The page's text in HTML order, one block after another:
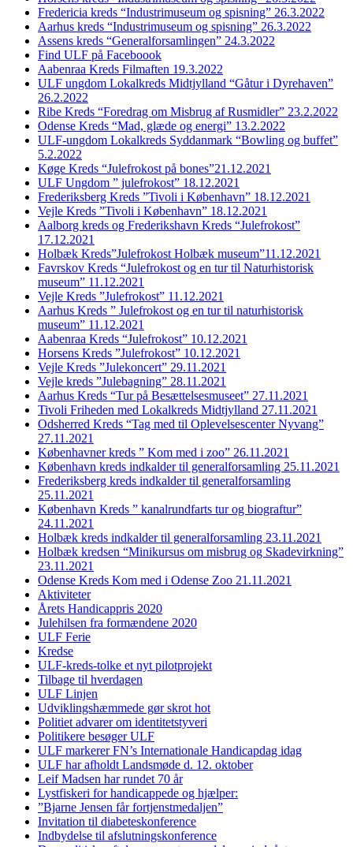
Fredericia kreds “Industrimuseum og spisning” 26.3.2022
Aarhus kreds “Industrimuseum og spisning” 26.3.2022
Assens kreds “Generalforsamlingen” 24.3.2022
Find ULF på Faceboook
Aabenraa Kreds Filmaften 19.3.2022
ULF ungdom Lokalkreds Midtjylland “Gåtur i Dyrehaven”
26.2.2022
Ribe Kreds “Foredrag om Misbrug af Rusmidler” 23.2.2022
Odense Kreds “Mad, glæde og energi” 13.2.2022
ULF-ungdom Lokalkreds Syddanmark “Bowling og buffet”
5.2.2022
Køge Kreds “Julefrokost på bones”21.12.2021
ULF Ungdom ” julefrokost” 18.12.2021
Frederiksberg Kreds ”Tivoli i København” 18.12.2021
Vejle Kreds ”Tivoli i København” 18.12.2021
Aalborg kreds og Frederikshavn Kreds “Julefrokost”
17.12.2021
Holbæk Kreds”Julefrokost Holbæk museum”11.12.2021
Favrskov Kreds “Julefrokost og en tur til Naturhistorisk
museum” 11.12.2021
Vejle Kreds ”Julefrokost” 11.12.2021
Aarhus Kreds ” Julefrokost og en tur til naturhistorisk
museum” 11.12.2021
Aabenraa Kreds “Julefrokost” 10.12.2021
Horsens Kreds ”Julefrokost” 10.12.2021
Vejle Kreds ”Julekoncert” 29.11.2021
Vejle kreds ”Julebagning” 28.11.2021
Aarhus Kreds “Tur på Besættelsesmuseet” 27.11.2021
Tivoli Friheden med Lokalkreds Midtjylland 27.11.2021
Odsherred Kreds “Tag med til Oplevelsescenter Nyvang”
27.11.2021
Københavner kreds ” Kom med i zoo” 26.11.2021
København kreds indkalder til generalforsamling 25.11.2021
Frederiksberg kreds indkalder til generalforsamling
25.11.2021
København Kreds ” kanalrundfarts tur og biograftur”
24.11.2021
Holbæk kreds indkalder til generalforsamling 23.11.2021
Holbæk kredsen “Minikursus om misbrug og Skadevirkning”
23.11.2021
Odense Kreds Kom med i Odense Zoo 21.11.2021
Aktiviteter
Årets Handicappris 2020
Julehilsen fra formændene 2020
ULF Ferie
Kredse
ULF-kreds-tolke et nyt pilotprojekt
Tilbage til hverdagen
ULF Linjen
Udviklingshæmmede gør skrot hot
Politiet advarer om identitetstyveri
Politikere besøger ULF
ULF markerer FN’s Internationale Handicapdag idag
ULF har afholdt Landsmøde d. 12. oktober
Leif Madsen har rundet 70 år
Lystfiskeri for handicappede og hjælper:
”Bjarne Jensen får fortjenstmedaljen”
Invitation til diabeteskonference
Indbydelse til afslutningskonference